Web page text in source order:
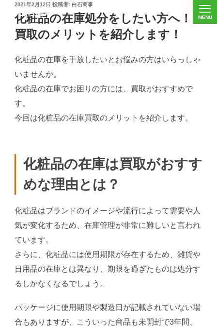
投
稿
日:
2021年2月12日 投稿者: 白石商事
化粧品の在庫処分をしたい方へ！
買取のメリットを紹介します！
化粧品の在庫を手放したいとお悩みの方はいらっしゃ
いませんか。
化粧品の在庫でお困りの方には、買取がおすすめで
す。
今回は化粧品の在庫買取のメリットを紹介します。
化粧品の在庫は買取がおすす
めな理由とは？
化粧品はブランドのイメージや流行によって需要や人
気が変化するため、在庫管理が非常に難しいと言われ
ています。
さらに、化粧品には使用期限が存在するため、雑貨や
日用品の在庫とは異なり、期限を過ぎたものは処分す
るしかなくなるでしょう。
パッケージに使用期限や製造日が記載されていない場
合もありますが、こういった商品も未開封で3年間、